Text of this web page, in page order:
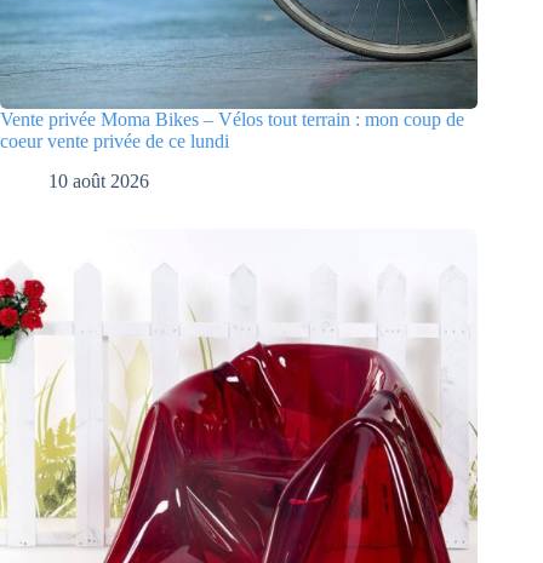
Vente privée Moma Bikes – Vélos tout terrain : mon coup de
coeur vente privée de ce lundi
10 août 2026